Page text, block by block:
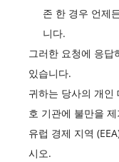
존 한 경우 언제
니다.
그러한 요청에 응답
있습니다.
귀하는 당사의 개인
호 기관에 불만을
유럽 경제 지역
시오.